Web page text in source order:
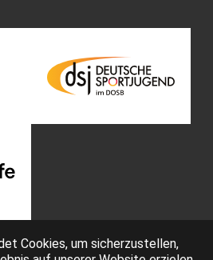
Cookies, um sicherzustellen,